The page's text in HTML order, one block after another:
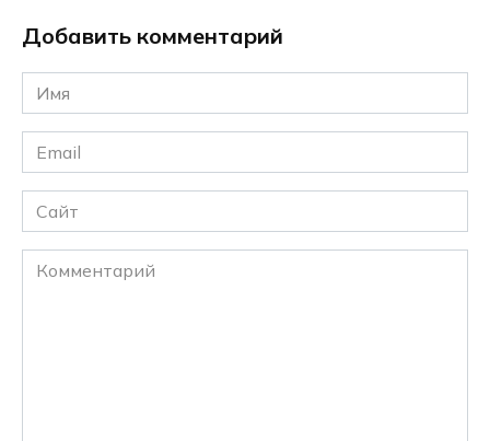
Добавить комментарий
Имя
*
Email
*
Сайт
Комментарий